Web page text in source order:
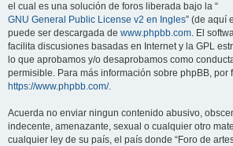
el cual es una solución de foros liberada bajo la “
GNU General Public License v2 en Ingles” (de aquí
puede ser descargada de www.phpbb.com. El
facilita discusiones basadas en Internet y la GPL
lo que aprobamos y/o desaprobamos como
permisible. Para más información sobre phpBB, por
https://www.phpbb.com/.
Acuerda no enviar ningun contenido abusivo,
indecente, amenazante, sexual o cualquier otro
cualquier ley de su país, el país donde “Foro de